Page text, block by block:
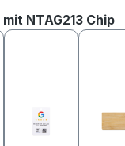
überspringen
NTAG213 Chip